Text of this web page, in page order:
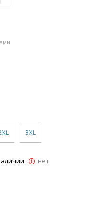
3XL
нет